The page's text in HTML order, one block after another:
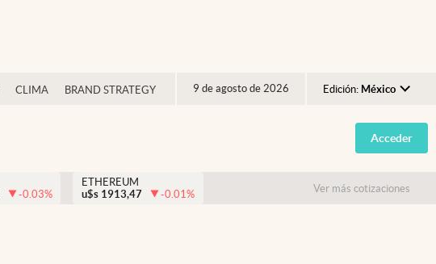
CLIMA BRAND STRATEGY 9 de agosto de 2026 Edición: México
Argentina
España
USA
Acceder
-0.03%
ETHEREUM
u$s 1913,47 -0.01% Ver más cotizaciones